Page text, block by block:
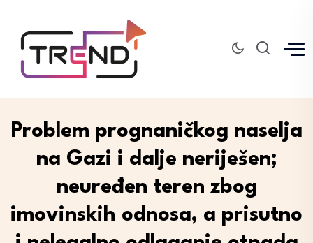
Problem prognaničkog naselja
na Gazi i dalje neriješen;
neuređen teren zbog
imovinskih odnosa, a prisutno